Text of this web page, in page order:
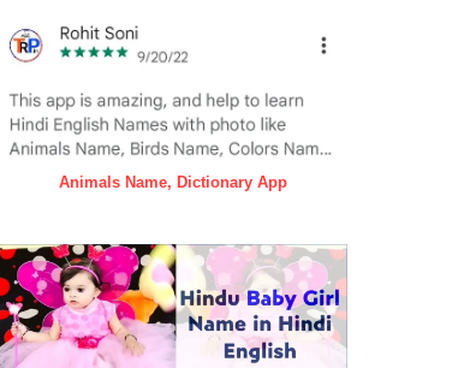
Animals Name, Dictionary App